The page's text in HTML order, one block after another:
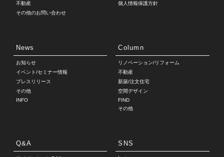
不動産
その他のお問い合わせ
個人情報保護方針
News
お知らせ
イベント/セミナー情報
プレスリリース
その他
INFO
Column
リノベーション/リフォーム
不動産
新築/注文住宅
空間デザイン
FIND
その他
Q&A SNS